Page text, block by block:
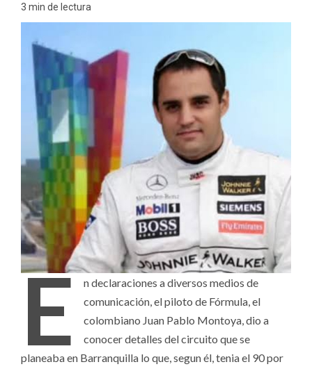
3 min de lectura
E
n declaraciones a diversos medios de
comunicación, el piloto de Fórmula, el
colombiano Juan Pablo Montoya, dio a
conocer detalles del circuito que se
planeaba en Barranquilla lo que, segun él, tenia el 90 por